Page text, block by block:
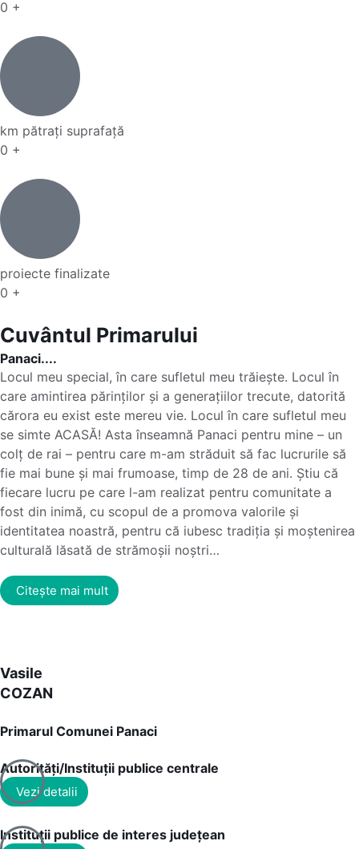
0 +
km pătrați suprafață
0 +
proiecte finalizate
0 +
Cuvântul Primarului
Panaci....
Locul meu special, în care sufletul meu trăiește. Locul în
care amintirea părinților și a generațiilor trecute, datorită
cărora eu exist este mereu vie. Locul în care sufletul meu
se simte ACASĂ! Asta înseamnă Panaci pentru mine – un
colț de rai – pentru care m-am străduit să fac lucrurile să
fie mai bune și mai frumoase, timp de 28 de ani. Știu că
fiecare lucru pe care l-am realizat pentru comunitate a
fost din inimă, cu scopul de a promova valorile și
identitatea noastră, pentru că iubesc tradiția și moștenirea
culturală lăsată de strămoșii noștri…
Citește mai mult
Vasile
COZAN
Primarul Comunei Panaci
Autorități/Instituții publice centrale
Vezi detalii
Instituții publice de interes județean